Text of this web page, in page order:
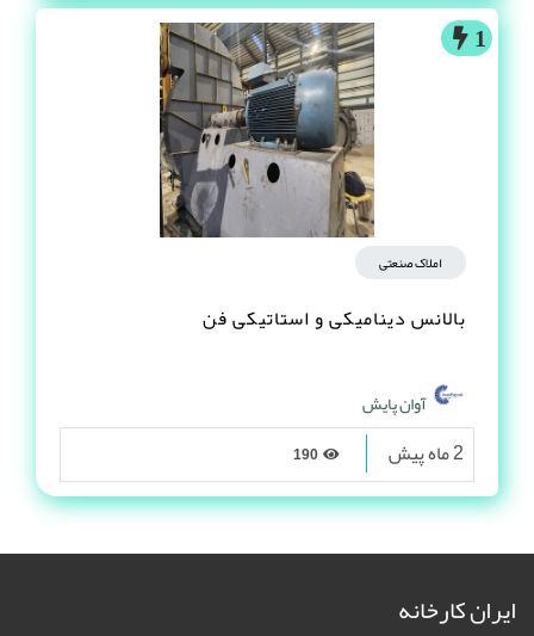
1
املاک صنعتی
بالانس دینامیکی و استاتیکی فن
آوان پایش
2 ماه پیش
ایران کارخانه